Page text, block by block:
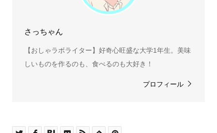
さっちゃん
【おしゃラボライター】好奇心旺盛な大学1年生。美味
しいものを作るのも、食べるのも大好き！
プロフィール